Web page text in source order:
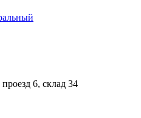
6, склад 34